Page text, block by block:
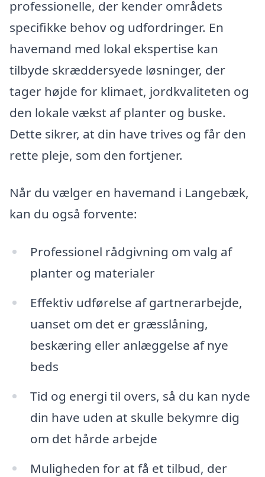
professionelle, der kender områdets
specifikke behov og udfordringer. En
havemand med lokal ekspertise kan
tilbyde skræddersyede løsninger, der
tager højde for klimaet, jordkvaliteten og
den lokale vækst af planter og buske.
Dette sikrer, at din have trives og får den
rette pleje, som den fortjener.
Når du vælger en havemand i Langebæk,
kan du også forvente:
Professionel rådgivning om valg af
planter og materialer
Effektiv udførelse af gartnerarbejde,
uanset om det er græsslåning,
beskæring eller anlæggelse af nye
beds
Tid og energi til overs, så du kan nyde
din have uden at skulle bekymre dig
om det hårde arbejde
Muligheden for at få et tilbud, der